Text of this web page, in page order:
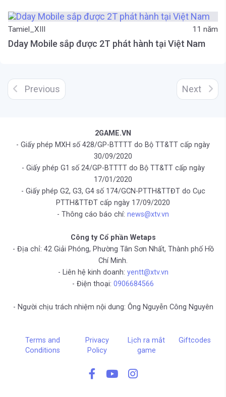
Tamiel_XIII 11 năm
Dday Mobile sắp được 2T phát hành tại Việt Nam
Previous Next
2GAME.VN
- Giấy phép MXH số 428/GP-BTTTT do Bộ TT&TT cấp ngày
30/09/2020
- Giấy phép G1 số 24/GP-BTTTT do Bộ TT&TT cấp ngày
17/01/2020
- Giấy phép G2, G3, G4 số 174/GCN-PTTH&TTĐT do Cục
PTTH&TTĐT cấp ngày 17/09/2020
- Thông cáo báo chí: news@xtv.vn
Công ty Cổ phần Wetaps
- Địa chỉ: 42 Giải Phóng, Phường Tân Sơn Nhất, Thành phố Hồ
Chí Minh.
- Liên hệ kinh doanh: yentt@xtv.vn
- Điện thoại: 0906684566
- Người chịu trách nhiệm nội dung: Ông Nguyễn Công Nguyên
Terms and
Conditions
Privacy
Policy
Lịch ra mắt
game
Giftcodes